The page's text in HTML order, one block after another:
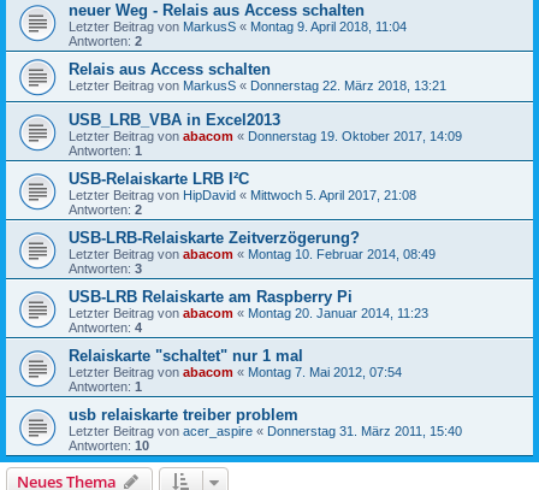
neuer Weg - Relais aus Access schalten
Letzter Beitrag von MarkusS « Montag 9. April 2018, 11:04
Antworten: 2
Relais aus Access schalten
Letzter Beitrag von MarkusS « Donnerstag 22. März 2018, 13:21
USB_LRB_VBA in Excel2013
Letzter Beitrag von abacom « Donnerstag 19. Oktober 2017, 14:09
Antworten: 1
USB-Relaiskarte LRB I²C
Letzter Beitrag von HipDavid « Mittwoch 5. April 2017, 21:08
Antworten: 2
USB-LRB-Relaiskarte Zeitverzögerung?
Letzter Beitrag von abacom « Montag 10. Februar 2014, 08:49
Antworten: 3
USB-LRB Relaiskarte am Raspberry Pi
Letzter Beitrag von abacom « Montag 20. Januar 2014, 11:23
Antworten: 4
Relaiskarte "schaltet" nur 1 mal
Letzter Beitrag von abacom « Montag 7. Mai 2012, 07:54
Antworten: 1
usb relaiskarte treiber problem
Letzter Beitrag von acer_aspire « Donnerstag 31. März 2011, 15:40
Antworten: 10
Neues Thema